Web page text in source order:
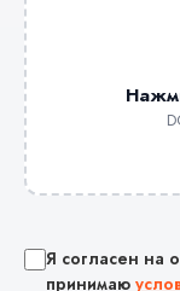
Я согласен на
принимаю